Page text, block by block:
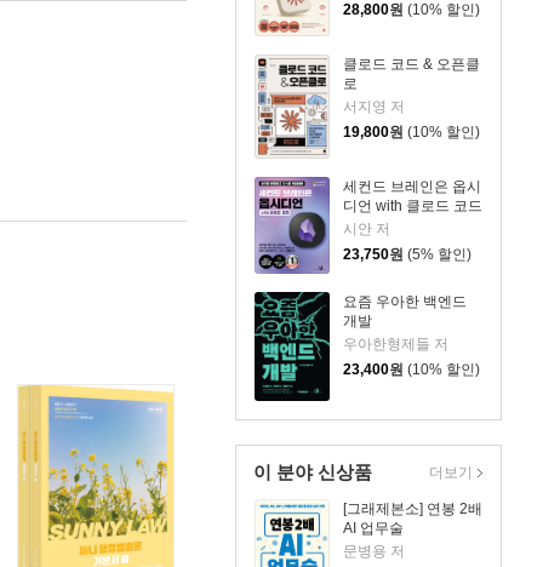
28,800원 (10% 할인)
클로드 코드 & 오픈클
로
서지영 저
19,800원 (10% 할인)
세컨드 브레인은 옵시
디언 with 클로드 코드
시안 저
23,750원 (5% 할인)
요즘 우아한 백엔드
개발
우아한형제들 저
23,400원 (10% 할인)
이 분야 신상품
[그래제본소] 연봉 2배
AI 업무술
문병용 저
더보기